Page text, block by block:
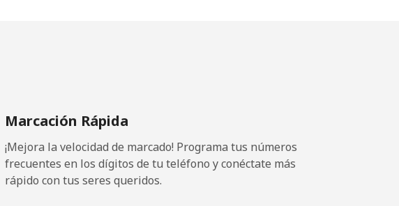
8 min por ⁦$5⁩
Marcación Rápida
¡Mejora la velocidad de marcado! Programa tus números
frecuentes en los dígitos de tu teléfono y conéctate más
rápido con tus seres queridos.